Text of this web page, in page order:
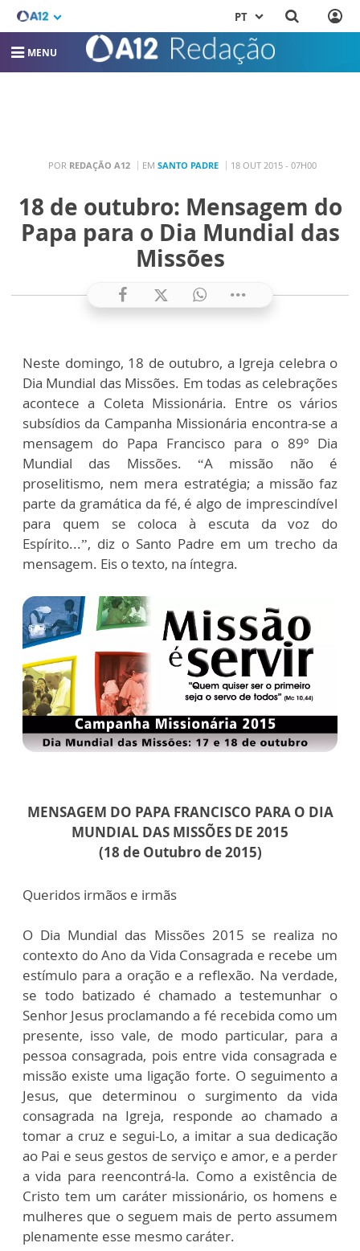
PT
MENU
POR REDAÇÃO A12 EM SANTO PADRE 18 OUT 2015 - 07H00
18 de outubro: Mensagem do
Papa para o Dia Mundial das
Missões
Neste domingo, 18 de outubro, a Igreja celebra o
Dia Mundial das Missões. Em todas as celebrações
acontece a Coleta Missionária. Entre os vários
subsídios da Campanha Missionária encontra-se a
mensagem do Papa Francisco para o 89º Dia
Mundial das Missões. “A missão não é
proselitismo, nem mera estratégia; a missão faz
parte da gramática da fé, é algo de imprescindível
para quem se coloca à escuta da voz do
Espírito...”, diz o Santo Padre em um trecho da
mensagem. Eis o texto, na íntegra.
MENSAGEM DO PAPA FRANCISCO PARA O DIA
MUNDIAL DAS MISSÕES DE 2015
(18 de Outubro de 2015)
Queridos irmãos e irmãs
O Dia Mundial das Missões 2015 se realiza no
contexto do Ano da Vida Consagrada e recebe um
estímulo para a oração e a reflexão. Na verdade,
se todo batizado é chamado a testemunhar o
Senhor Jesus proclamando a fé recebida como um
presente, isso vale, de modo particular, para a
pessoa consagrada, pois entre vida consagrada e
missão existe uma ligação forte. O seguimento a
Jesus, que determinou o surgimento da vida
consagrada na Igreja, responde ao chamado a
tomar a cruz e segui-Lo, a imitar a sua dedicação
ao Pai e seus gestos de serviço e amor, e a perder
a vida para reencontrá-la. Como a existência de
Cristo tem um caráter missionário, os homens e
mulheres que o seguem mais de perto assumem
plenamente esse mesmo caráter.